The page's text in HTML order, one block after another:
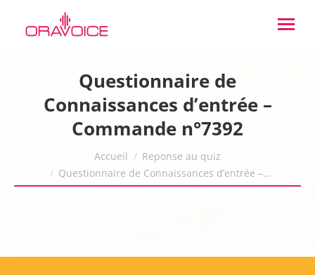
Questionnaire de
Connaissances d’entrée –
Commande n°7392
Accueil
Reponse au quiz
Questionnaire de Connaissances d’entrée –…